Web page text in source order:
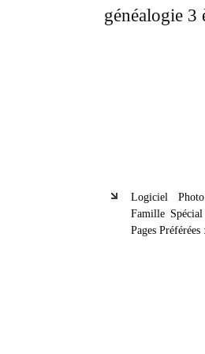
généalogie 3
Logiciel
Famille
Pages Préférées :